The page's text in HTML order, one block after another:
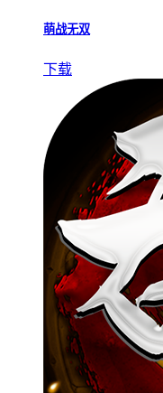
萌战无双
下载